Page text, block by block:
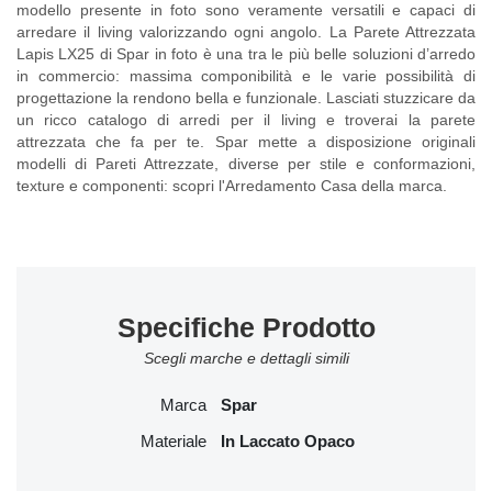
modello presente in foto sono veramente versatili e capaci di
arredare il living valorizzando ogni angolo. La Parete Attrezzata
Lapis LX25 di Spar in foto è una tra le più belle soluzioni d’arredo
in commercio: massima componibilità e le varie possibilità di
progettazione la rendono bella e funzionale. Lasciati stuzzicare da
un ricco catalogo di arredi per il living e troverai la parete
attrezzata che fa per te. Spar mette a disposizione originali
modelli di Pareti Attrezzate, diverse per stile e conformazioni,
texture e componenti: scopri l'Arredamento Casa della marca.
Specifiche Prodotto
Scegli marche e dettagli simili
Marca Spar
Materiale In Laccato Opaco